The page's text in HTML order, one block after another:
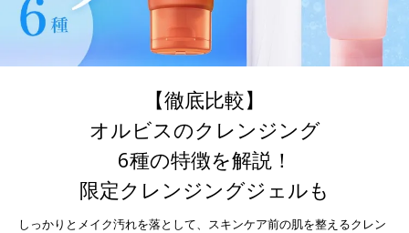
【徹底比較】
オルビスのクレンジング
6種の特徴を解説！
限定クレンジングジェルも
しっかりとメイク汚れを落として、スキンケア前の肌を整えるクレン